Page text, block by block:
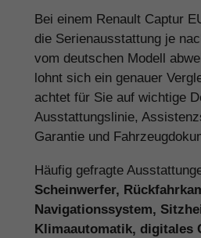
Bei einem Renault Captur
die Serienausstattung je
vom deutschen Modell
lohnt sich ein genauer
achtet für Sie auf wichtige
Ausstattungslinie,
Garantie und
Häufig gefragte
Scheinwerfer,
Navigationssystem,
Klimaautomatik, digitales